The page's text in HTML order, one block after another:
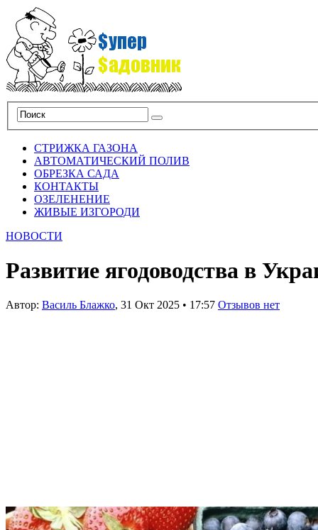
СТРИЖКА ГАЗОНА
АВТОМАТИЧЕСКИЙ ПОЛИВ
ОБРЕЗКА САДА
КОНТАКТЫ
ОЗЕЛЕНЕНИЕ
ЖИВЫЕ ИЗГОРОДИ
НОВОСТИ
Развитие ягодоводства в
Автор: Василь Блажко, 31 Окт 2025 • 17:57 Отзывов нет